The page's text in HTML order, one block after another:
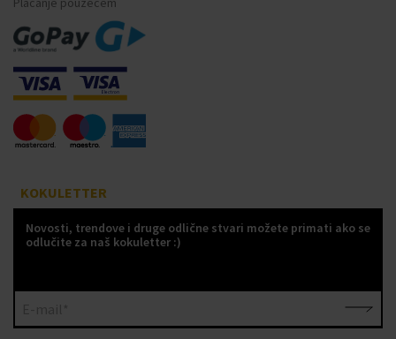
KOKULETTER
Novosti, trendove i druge odlične stvari možete primati ako se
odlučite za naš kokuletter :)